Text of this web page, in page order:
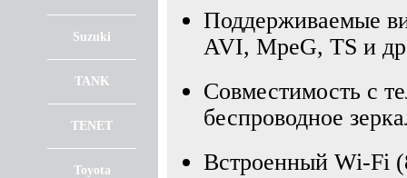
Suzuki
TANK
TENET
Toyota
Поддерживаемые
AVI, MpeG, TS и
Совместимость с
беспроводное
Встроенный Wi-Fi